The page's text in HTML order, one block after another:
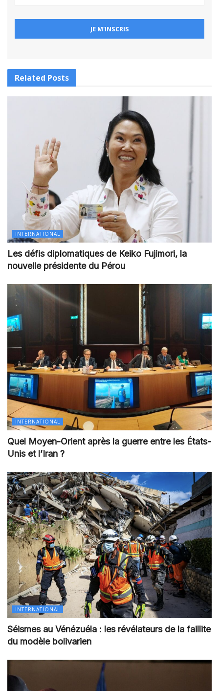
Related Posts
INTERNATIONAL
Les défis diplomatiques de Keiko Fujimori, la
nouvelle présidente du Pérou
INTERNATIONAL
Quel Moyen-Orient après la guerre entre les États-
Unis et l’Iran ?
INTERNATIONAL
Séismes au Vénézuéla : les révélateurs de la faillite
du modèle bolivarien